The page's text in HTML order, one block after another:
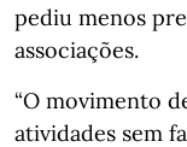
pediu menos
associações.
“O movimento
atividades sem